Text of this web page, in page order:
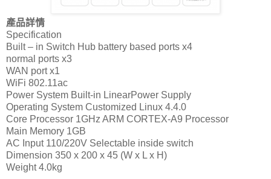
產品詳情
Specification
Built – in Switch Hub battery based ports x4
normal ports x3
WAN port x1
WiFi 802.11ac
Power System Built-in LinearPower Supply
Operating System Customized Linux 4.4.0
Core Processor 1GHz ARM CORTEX-A9 Processor
Main Memory 1GB
AC Input 110/220V Selectable inside switch
Dimension 350 x 200 x 45 (W x L x H)
Weight 4.0kg